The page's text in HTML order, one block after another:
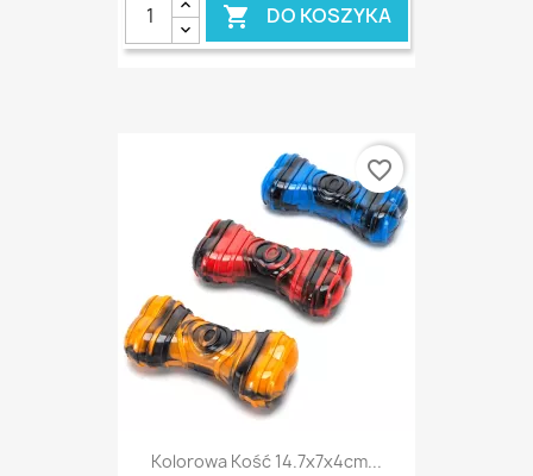
 DO KOSZYKA
Kolorowa Kość 14.7x7x4cm...
favorite_border